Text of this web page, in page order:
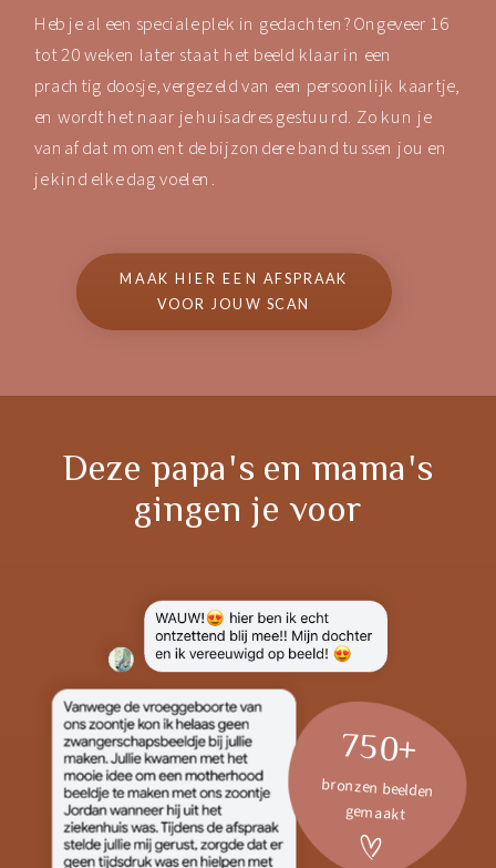
MAAK HIER EEN AFSPRAAK
VOOR JOUW SCAN
Heb je al een speciale plek in gedachten? Ongeveer 16
tot 20 weken later staat het beeld klaar in een
prachtig doosje, vergezeld van een persoonlijk kaartje,
en wordt het naar je huisadres gestuurd. Zo kun je
vanaf dat moment de bijzondere band tussen jou en
je kind elke dag voelen.
bronzen beelden
gemaakt
750+
Deze papa's en mama's
gingen je voor